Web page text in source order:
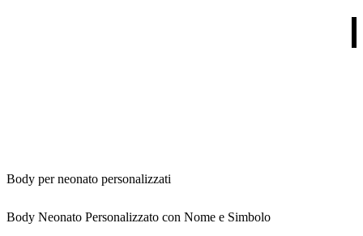
Body per neonato personalizzati
Body Neonato Personalizzato con Nome e Simbolo